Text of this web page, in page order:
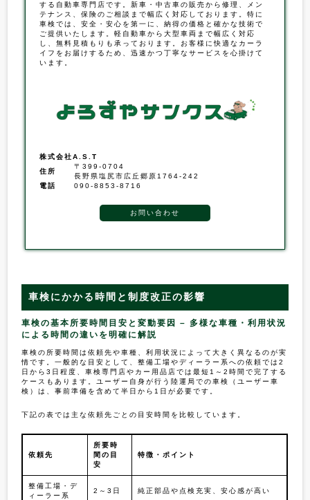
する自動車専門店です。新車・中古車の販売から修理、メン
テナンス、保険のご相談まで幅広く対応しております。特に
車検では、安全・安心を第一に、納得の価格と確かな技術で
ご提供いたします。軽自動車から大型車両まで幅広く対応
し、無料見積もりも承っております。お客様に快適なカーラ
イフをお届けするため、迅速かつ丁寧なサービスを心掛けて
います。
株式会社A.S.T
住所
〒399-0704
長野県塩尻市広丘郷原1764-242
電話
090-8853-8716
お問い合わせ
車検にかかる時間と制度改正の影響
車検の基本所要時間目安と変動要因 – 多様な車種・利用状況
による時間の違いを明確に解説
車検の所要時間は依頼先や車種、利用状況によって大きく異なるのが実
情です。一般的な目安として、整備工場やディーラー系への依頼では2
日から3日程度、車検専門店やカー用品店では最短1～2時間で完了する
ケースもあります。ユーザー自身が行う陸運局での車検（ユーザー車
検）は、事前準備を含めて半日から1日が必要です。
下記の表では主な依頼先ごとの目安時間を比較しています。
依頼先
所要時
間の目
安
特徴・ポイント
整備工場・デ
ィーラー系
2～3日 純正部品や点検充実、安心感が高い